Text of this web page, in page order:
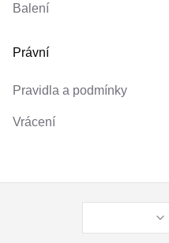
Balení
Právní
Pravidla a podmínky
Vrácení